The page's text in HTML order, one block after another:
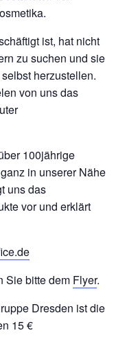
ist, hat nicht
zu suchen und sie
herzustellen.
von uns das
100jährige
in unserer Nähe
uns das
vor und erklärt
Sie bitte dem Flyer.
Dresden ist die
15 €